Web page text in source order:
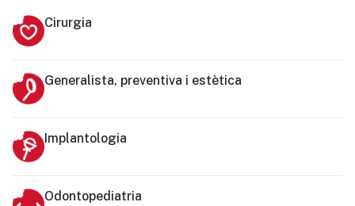
Cirurgia
Generalista, preventiva i estètica
Implantologia
Odontopediatria